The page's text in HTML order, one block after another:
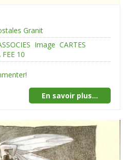
Granit
Image CARTES
FEE 10
En savoir plus...